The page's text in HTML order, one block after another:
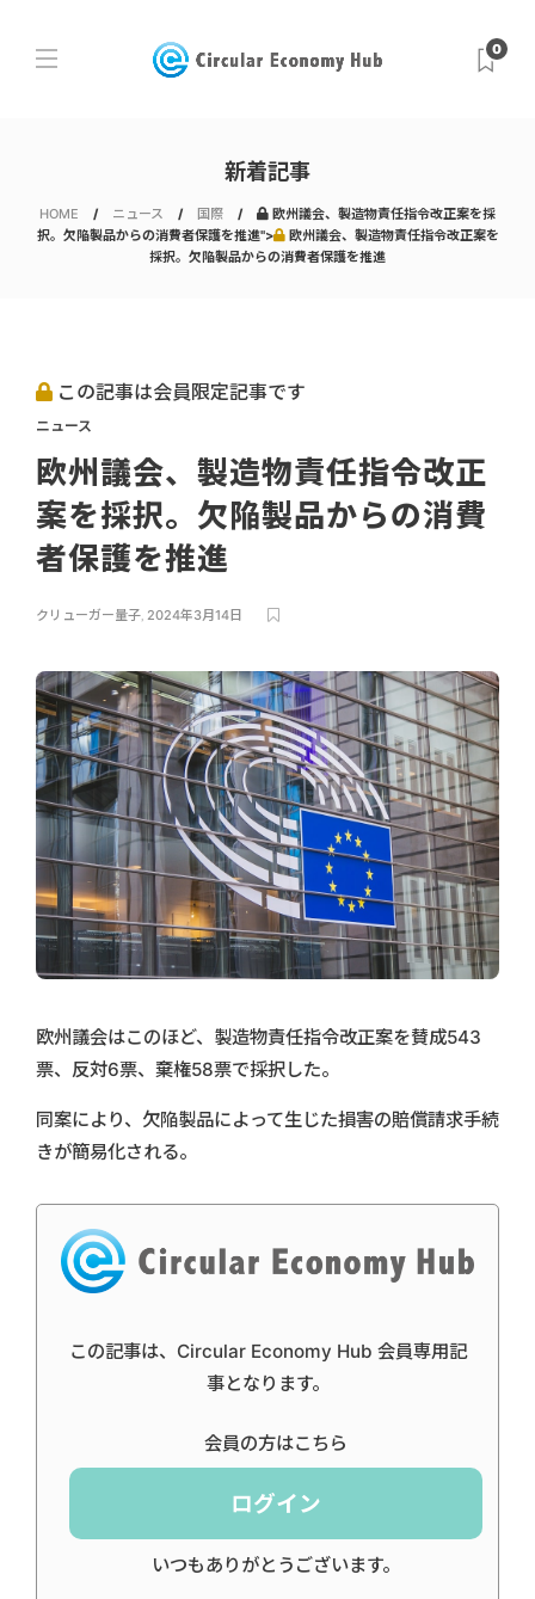
0
新着記事
HOME ニュース 国際
欧州議会、製造物責任指令改正案を採
択。欠陥製品からの消費者保護を推進">
欧州議会、製造物責任指令改正案を
採択。欠陥製品からの消費者保護を推進
この記事は会員限定記事です
ニュース
欧州議会、製造物責任指令改正
案を採択。欠陥製品からの消費
者保護を推進
クリューガー量子, 2024年3月14日
欧州議会はこのほど、製造物責任指令改正案を賛成543
票、反対6票、棄権58票で採択した。
同案により、欠陥製品によって生じた損害の賠償請求手続
きが簡易化される。
この記事は、Circular Economy Hub 会員専用記
事となります。
会員の方はこちら
ログイン
いつもありがとうございます。